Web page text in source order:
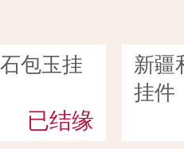
包玉挂
已结缘
新疆
挂件